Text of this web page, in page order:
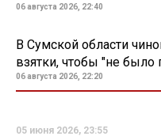
06 августа 2026, 22:40
В Сумской области
взятки, чтобы "не было
06 августа 2026, 22:20
05 июня 2026, 23:55